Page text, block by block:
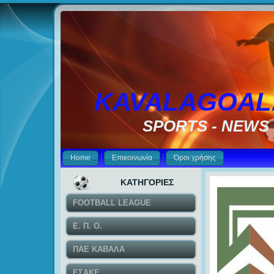
SPORTS - NEWS
Home Επικοινωνία Όροι χρήσης
ΚΑΤΗΓΟΡΙΕΣ
FOOTBALL LEAGUE
Ε. Π. Ο.
ΠΑΕ ΚΑΒΑΛΑ